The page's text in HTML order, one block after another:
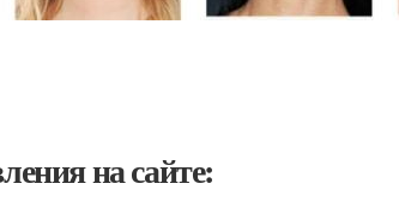
на сайте: